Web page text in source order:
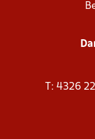
T: 4326